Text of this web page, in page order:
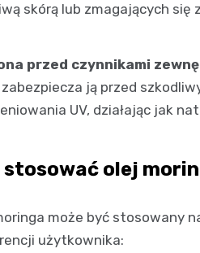
skórą lub zmagających się
przed czynnikami
ją przed
UV, działając jak
olej
może być stosowany
użytkownika: